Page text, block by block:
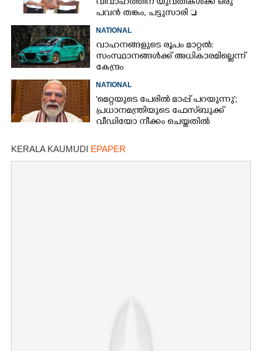
വിവാഹത്തിന് യുവതികൾക്ക് ഒരു
പവൻ തങ്കം, പട്ടുസാരി 
സ്വർണമോതിരം  വിദ്യാർത്ഥികൾക്ക്
സൈക്കിൾ
NATIONAL
വാഹനങ്ങളുടെ രൂപം മാറ്റൽ:
സംസ്ഥാനങ്ങൾക്ക് അധികാരമില്ലെന്ന്
കേന്ദ്രം
NATIONAL
'മെറ്റയുടെ പേരിൽ മാപ്പ് പറയുന്നു';
പ്രധാനമന്ത്രിയുടെ ഫേസ്‌ബുക്ക്
വീഡിയോ നീക്കം ചെയ്തതിൽ
KERALA KAUMUDI EPAPER